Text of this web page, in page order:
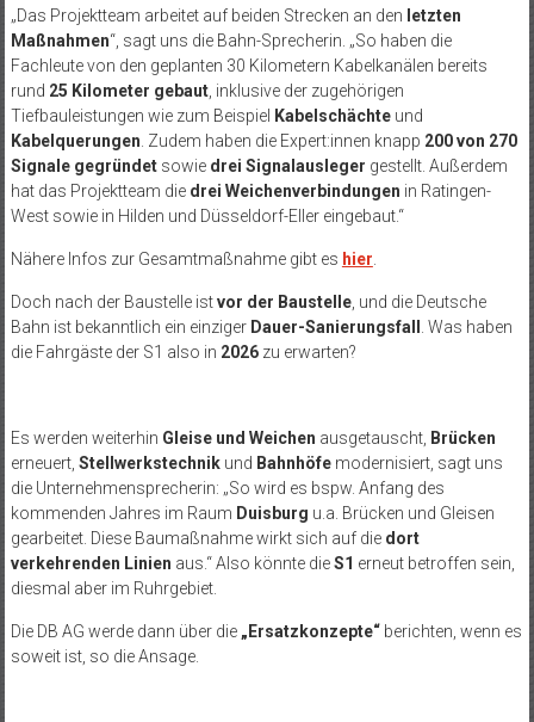
„Das Projektteam arbeitet auf beiden Strecken an den letzten
Maßnahmen“, sagt uns die Bahn-Sprecherin. „So haben die
Fachleute von den geplanten 30 Kilometern Kabelkanälen bereits
rund 25 Kilometer gebaut, inklusive der zugehörigen
Tiefbauleistungen wie zum Beispiel Kabelschächteund
Kabelquerungen . Zudem haben die Expert:innen knapp 200 von 270
Signale gegründetsowie drei Signalausleger gestellt. Außerdem
hat das Projektteam die drei Weichenverbindungen in Ratingen-
West sowie in Hilden und Düsseldorf-Eller eingebaut.“
Nähere Infos zur Gesamtmaßnahme gibt es hier
Doch nach der Baustelle istvor der Baustelle, und die Deutsche
Bahn ist bekanntlich ein einziger Dauer-Sanierungsfall
. Was haben
die Fahrgäste der S1 also in 2026zu erwarten?
Es werden weiterhin Gleise und Weichen ausgetauscht, Brücken
erneuert, Stellwerkstechnikund Bahnhöfemodernisiert, sagt uns
die Unternehmensprecherin: „So wird es bspw. Anfang des
kommenden Jahres im Raum Duisburg u.a. Brücken und Gleisen
gearbeitet. Diese Baumaßnahme wirkt sich auf die dort
verkehrenden Linien aus.“ Also könnte dieS1 erneut betroffen sein,
diesmal aber im Ruhrgebiet.
Die DB AG werde dann über die „Ersatzkonzepte“berichten, wenn es
soweit ist, so die Ansage.